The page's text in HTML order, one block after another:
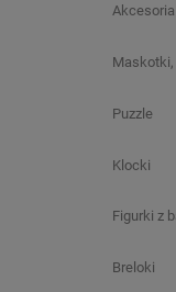
Puzzle
Klocki
Figurki z
Breloki